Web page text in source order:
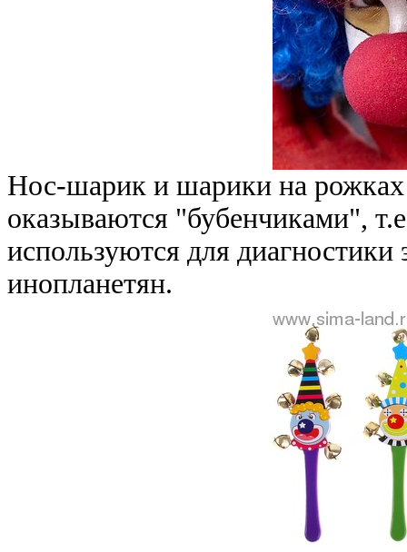
Нос-шарик и шарики на рожках
оказываются "бубенчиками",
используются для диагностики
инопланетян.